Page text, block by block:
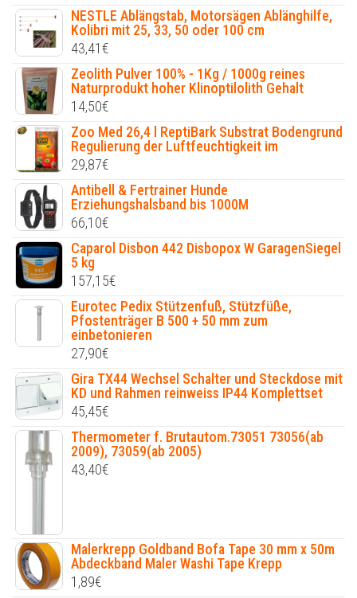
NESTLE Ablängstab, Motorsägen Ablänghilfe,
Kolibri mit 25, 33, 50 oder 100 cm
43,41€
Zeolith Pulver 100% - 1Kg / 1000g reines
Naturprodukt hoher Klinoptilolith Gehalt
14,50€
Zoo Med 26,4 l ReptiBark Substrat Bodengrund
Regulierung der Luftfeuchtigkeit im
29,87€
Antibell & Fertrainer Hunde
Erziehungshalsband bis 1000M
66,10€
Caparol Disbon 442 Disbopox W GaragenSiegel
5 kg
157,15€
Eurotec Pedix Stützenfuß, Stützfüße,
Pfostenträger B 500 + 50 mm zum
einbetonieren
27,90€
Gira TX44 Wechsel Schalter und Steckdose mit
KD und Rahmen reinweiss IP44 Komplettset
45,45€
Thermometer f. Brutautom.73051 73056(ab
2009), 73059(ab 2005)
43,40€
Malerkrepp Goldband Bofa Tape 30 mm x 50m
Abdeckband Maler Washi Tape Krepp
1,89€